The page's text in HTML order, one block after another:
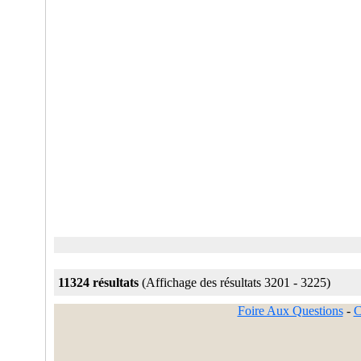
11324 résultats (Affichage des résultats 3201 - 3225)
Foire Aux Questions-